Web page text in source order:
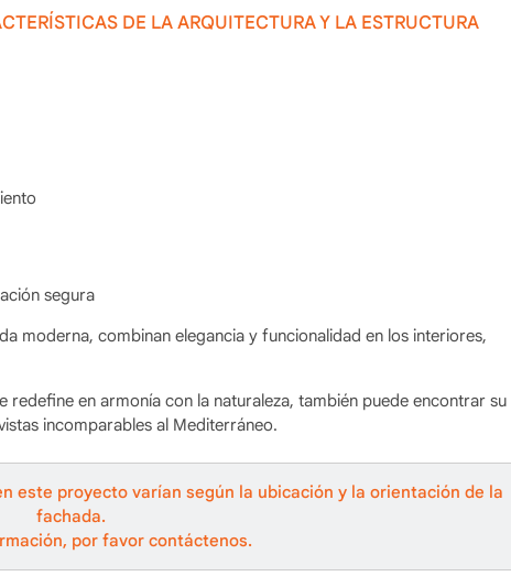
DE LA ARQUITECTURA Y LA ESTRUCTURA
segura
moderna, combinan elegancia y funcionalidad en los interiores,
redefine en armonía con la naturaleza, también puede encontrar su
incomparables al Mediterráneo.
este proyecto varían según la ubicación y la orientación de la
fachada.
por favor contáctenos.